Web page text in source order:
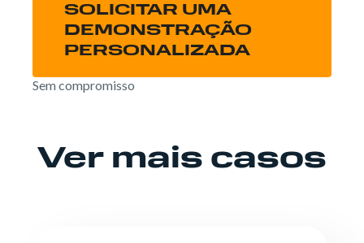
SOLICITAR UMA
DEMONSTRAÇÃO
PERSONALIZADA
Sem compromisso
Ver mais casos